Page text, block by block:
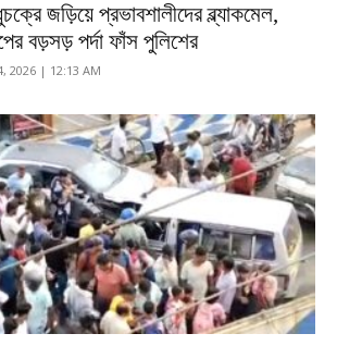
জড়িয়ে প্রভাবশালীদের ব্ল্যাকমেল,
বড়সড় পর্দা ফাঁস পুলিশের
2026 | 12:13 AM